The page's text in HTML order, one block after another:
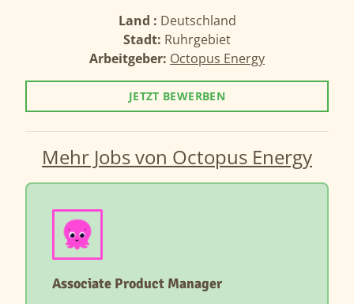
Land : Deutschland
Stadt: Ruhrgebiet
Arbeitgeber: Octopus Energy
JETZT BEWERBEN
Mehr Jobs von Octopus Energy
Associate Product Manager